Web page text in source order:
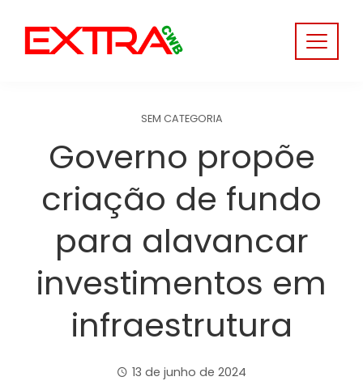
content
SEM CATEGORIA
Governo propõe
criação de fundo
para alavancar
investimentos em
infraestrutura
13 de junho de 2024